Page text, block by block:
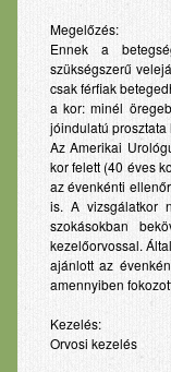
Elérhetőség
Megelőzés:
Ennek a
szükségszerű
csak férfiak
a kor: minél
jóindulatú
Az Amerikai
kor felett (40 éves
az évenkénti
is. A vizsgálatkor
szokásokban
kezelőorvossal.
ajánlott az
amennyiben
Kezelés:
Orvosi kezelés